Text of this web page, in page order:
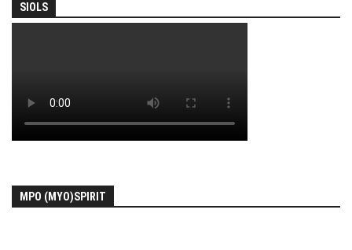
SIOLS
MPO (MYO)SPIRIT